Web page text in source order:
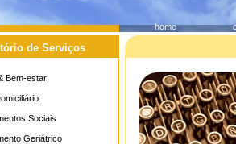
home
de Serviços
Bem-estar
Sociais
Geriátrico